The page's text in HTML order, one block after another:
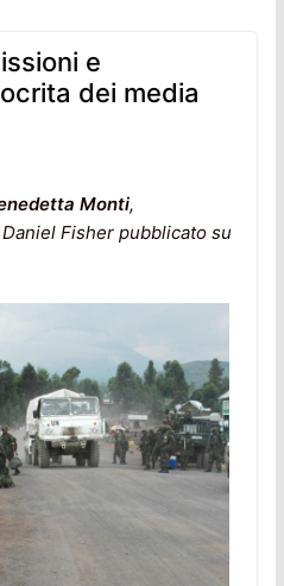
e
dei media
Monti,
Fisher pubblicato su